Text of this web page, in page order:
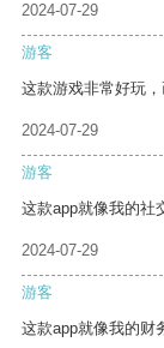
2024-07-29
游客
这款游戏非常好玩，
2024-07-29
游客
这款app就像我的社
2024-07-29
游客
这款app就像我的财